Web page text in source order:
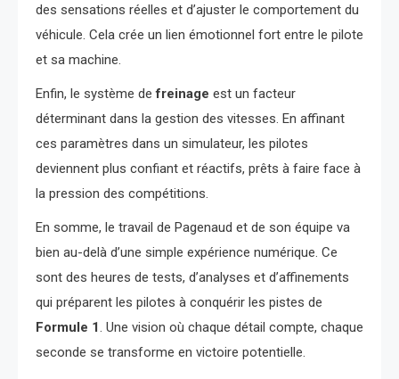
des sensations réelles et d’ajuster le comportement du
véhicule. Cela crée un lien émotionnel fort entre le pilote
et sa machine.
Enfin, le système defreinage est un facteur
déterminant dans la gestion des vitesses. En affinant
ces paramètres dans un simulateur, les pilotes
deviennent plus confiant et réactifs, prêts à faire face à
la pression des compétitions.
En somme, le travail de Pagenaud et de son équipe va
bien au-delà d’une simple expérience numérique. Ce
sont des heures de tests, d’analyses et d’affinements
qui préparent les pilotes à conquérir les pistes de
Formule 1. Une vision où chaque détail compte, chaque
seconde se transforme en victoire potentielle.